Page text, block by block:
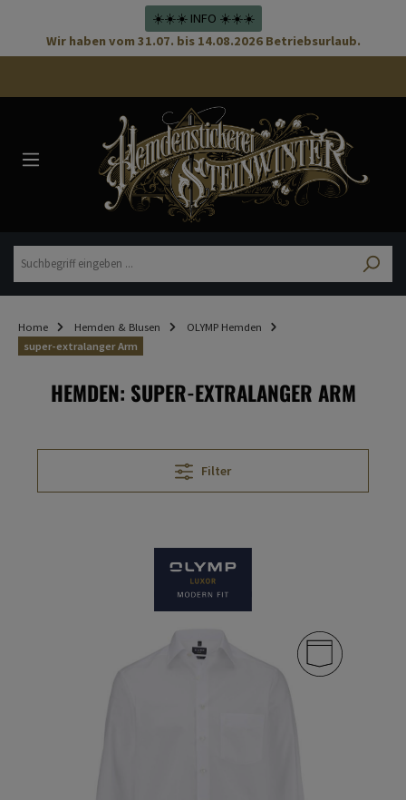
☀️☀️☀️ INFO ☀️☀️☀️
Wir haben vom 31.07. bis 14.08.2026 Betriebsurlaub.
Home Hemden & Blusen
OLYMP Hemden
super-extralanger Arm
HEMDEN: SUPER-EXTRALANGER ARM
Filter